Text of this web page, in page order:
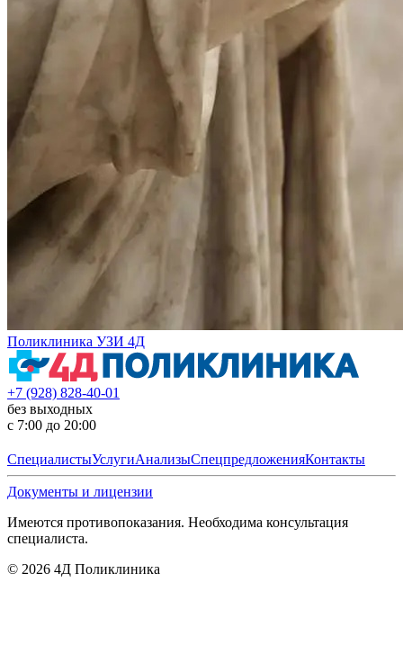
Поликлиника УЗИ 4Д
+7 (928) 828-40-01
без выходных
с 7:00 до 20:00
СпециалистыУслугиАнализыСпецпредложенияКонтакты
Документы и лицензии
Имеются противопоказания. Необходима консультация
специалиста.
© 2026 4Д Поликлиника